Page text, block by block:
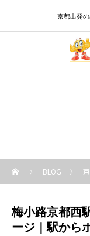
京都出発
BLOG
梅小路京都西
ージ｜駅から